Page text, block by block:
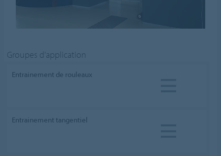
Groupes d'application
Entrainement de rouleaux
Entrainement tangentiel